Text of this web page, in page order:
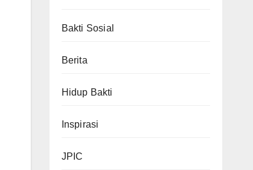
Bakti Sosial
Berita
Hidup Bakti
Inspirasi
JPIC